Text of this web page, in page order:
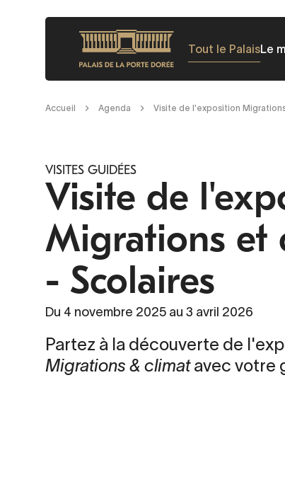
principal
Tout le PalaisLe
Fil
Accueil Agenda Visite de l'exposition
VISITES GUIDÉES
Visite de
Migrations et
- Scolaires
Du 4 novembre 2025 au 3 avril 2026
Partez à la découverte de
Migrations & climatavec votre